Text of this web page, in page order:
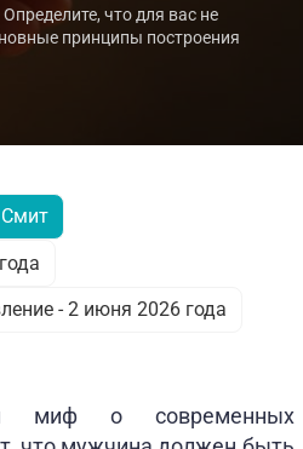
Определите, что для вас не
принципы построения
Смит
- 2 июня 2026 года
миф о современных